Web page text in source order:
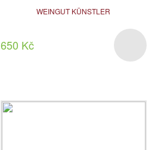
WEINGUT KÜNSTLER
650 Kč